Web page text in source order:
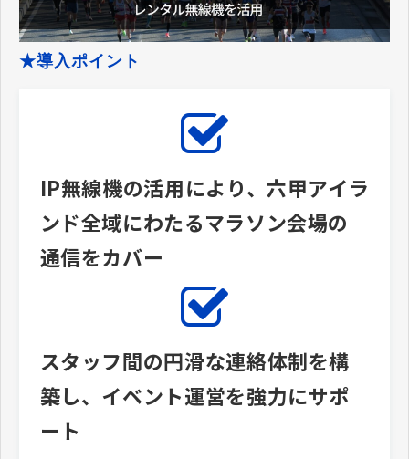
★導入ポイント
IP無線機の活用により、六甲アイラ
ンド全域にわたるマラソン会場の
通信をカバー
スタッフ間の円滑な連絡体制を構
築し、イベント運営を強力にサポ
ート